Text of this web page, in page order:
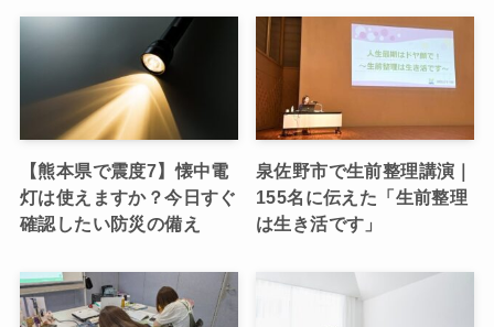
【熊本県で震度7】懐中電
灯は使えますか？今日すぐ
確認したい防災の備え
泉佐野市で生前整理講演｜
155名に伝えた「生前整理
は生き活です」